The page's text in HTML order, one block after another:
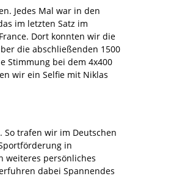
Jedes Mal war in den
im letzten Satz im
Dort konnten wir die
die abschließenden 1500
Stimmung bei dem 4x400
wir ein Selfie mit Niklas
So trafen wir im Deutschen
in
weiteres persönliches
dabei Spannendes